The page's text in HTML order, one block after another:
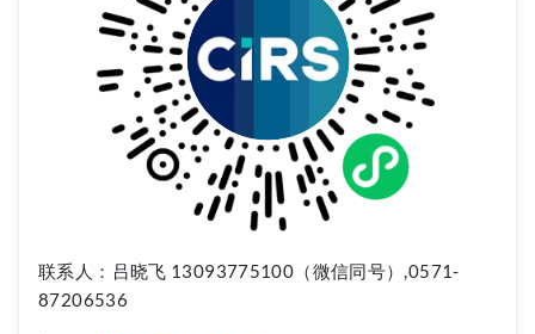
联系人：吕晓飞 13093775100（微信同号）,0571-
87206536